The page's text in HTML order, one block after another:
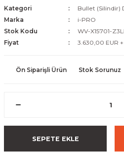
Kamera Lisansları
Antivirüs Yazılımları
Merkezi Altyapısı
Kategori
Bullet (Silindir)
Marka
i-PRO
Stok Kodu
WV-X15701-
Fiyat
3.630,00 EUR
Ön Siparişli Ürün Stok Sorunuz
SEPETE EKLE